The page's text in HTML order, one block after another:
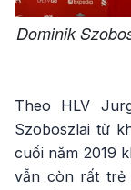
Dominik
Theo HLV
Szoboszlai từ
cuối năm 2019
vẫn còn rất trẻ